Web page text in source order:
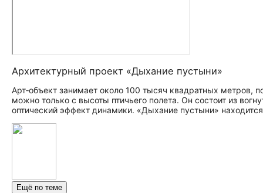
Архитектурный проект «Дыхание пустыни»
Арт‑объект занимает около 100 тысяч квадратных метров,
можно только с высоты птичьего полета. Он состоит из
оптический эффект динамики. «Дыхание пустыни»
Ещё по теме